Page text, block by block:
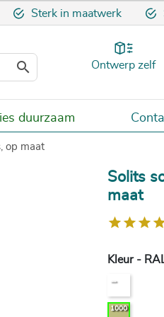
Sterk in maatwerk
 Ontwerp zelf
duurzaam
op maat
Solits
maat
Kleur -
1000